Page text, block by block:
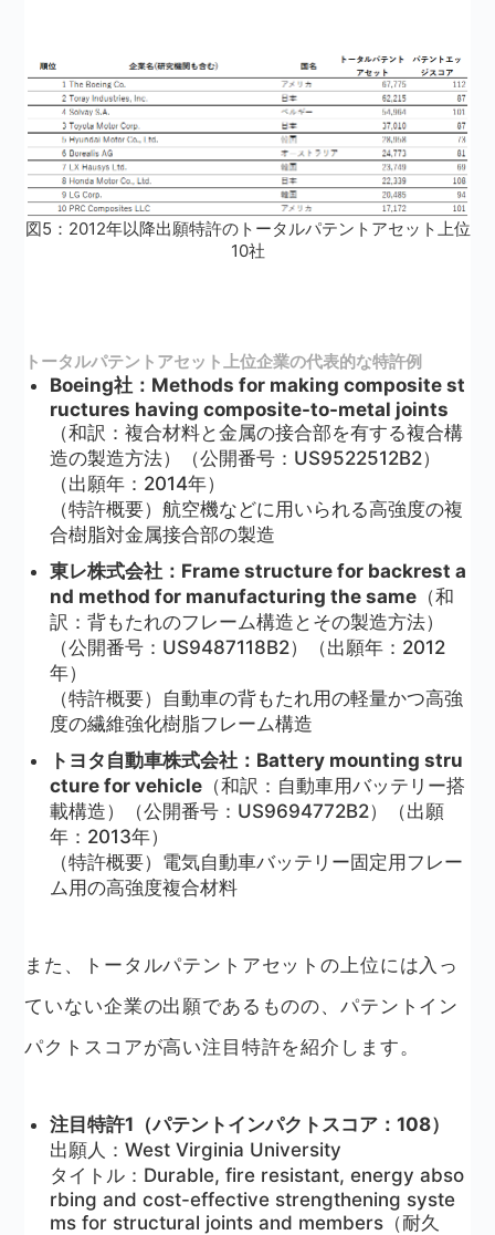
図5：2012年以降出願特許のトータルパテントアセット上位
10社
トータルパテントアセット上位企業の代表的な特許例
Boeing社：Methods for making composite st
ructures having composite-to-metal joints
（和訳：複合材料と金属の接合部を有する複合構
造の製造方法）（公開番号：US9522512B2）
（出願年：2014年）
（特許概要）航空機などに用いられる高強度の複
合樹脂対金属接合部の製造
東レ株式会社：Frame structure for backrest a
nd method for manufacturing the same（和
訳：背もたれのフレーム構造とその製造方法）
（公開番号：US9487118B2）（出願年：2012
年）
（特許概要）自動車の背もたれ用の軽量かつ高強
度の繊維強化樹脂フレーム構造
トヨタ自動車株式会社：Battery mounting stru
cture for vehicle（和訳：自動車用バッテリー搭
載構造）（公開番号：US9694772B2）（出願
年：2013年）
（特許概要）電気自動車バッテリー固定用フレー
ム用の高強度複合材料
また、トータルパテントアセットの上位には入っ
ていない企業の出願であるものの、パテントイン
パクトスコアが高い注目特許を紹介します。
注目特許1（パテントインパクトスコア：108）
出願人：West Virginia University
タイトル：Durable, fire resistant, energy abso
rbing and cost-effective strengthening syste
ms for structural joints and members（耐久